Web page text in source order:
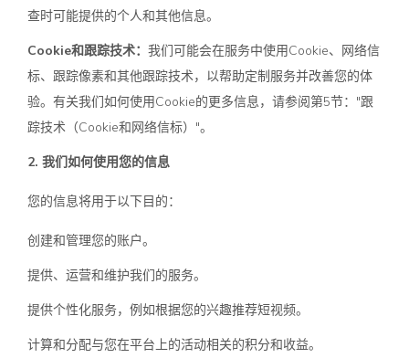
查时可能提供的个人和其他信息。
Cookie和跟踪技术： 我们可能会在服务中使用Cookie、网络信
标、跟踪像素和其他跟踪技术，以帮助定制服务并改善您的体
验。有关我们如何使用Cookie的更多信息，请参阅第5节："跟
踪技术（Cookie和网络信标）"。
2. 我们如何使用您的信息
您的信息将用于以下目的：
创建和管理您的账户。
提供、运营和维护我们的服务。
提供个性化服务，例如根据您的兴趣推荐短视频。
计算和分配与您在平台上的活动相关的积分和收益。